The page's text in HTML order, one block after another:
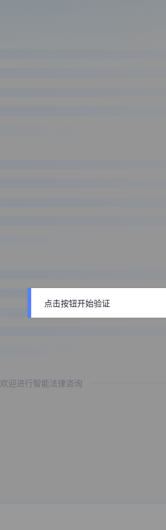
欢迎进行智能法律咨询
点击按钮开始验证